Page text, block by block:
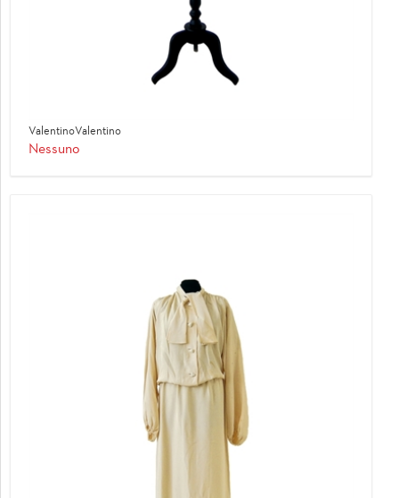
ValentinoValentino
Nessuno